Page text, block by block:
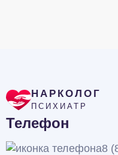
НАРКОЛОГ
ПСИХИАТР
Телефон
8